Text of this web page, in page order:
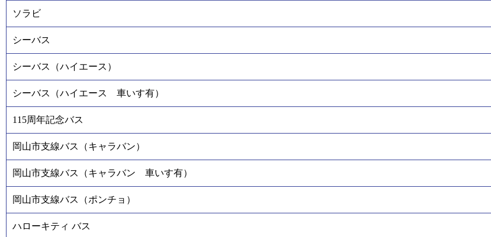
ソラビ
シーバス
シーバス（ハイエース）
シーバス（ハイエース 車いす有）
115周年記念バス
岡山市支線バス（キャラバン）
岡山市支線バス（キャラバン 車いす有）
岡山市支線バス（ポンチョ）
ハローキティ バス